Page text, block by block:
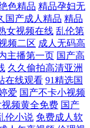
电影 日韩免费中文字
黄色A片导航 亚洲v
情在线 观影100部 日
文字幕1区2区3区 精
色精品 精品孕妇无
国产成人精品 精品
女视频在线 乱伦第
频二区 成人无码高
主播第一页 国产高
久久偷拍高清亚洲
在线观看 91精选国
爱 国产不卡小视频
视频黄全免费 国产
伦小说 免费成人软